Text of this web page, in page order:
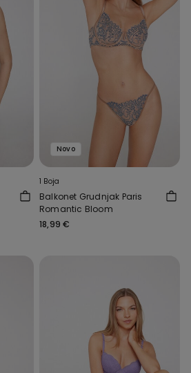
Novo
1 Boja
Balkonet Grudnjak Paris
Romantic Bloom
18,99 €